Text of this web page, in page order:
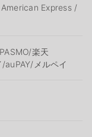
Express /
楽天
メルペイ